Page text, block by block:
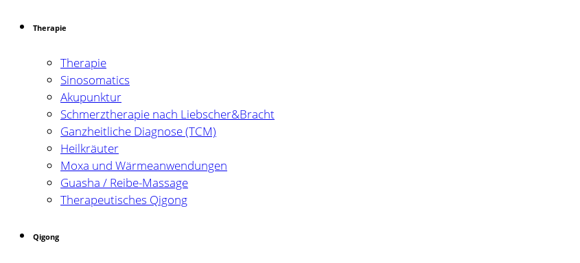
Therapie
Therapie
Sinosomatics
Akupunktur
Schmerztherapie nach Liebscher&Bracht
Ganzheitliche Diagnose (TCM)
Heilkräuter
Moxa und Wärmeanwendungen
Guasha / Reibe-Massage
Therapeutisches Qigong
Qigong